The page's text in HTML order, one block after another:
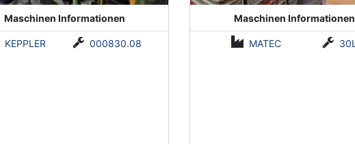
Maschinen Informationen
KEPPLER 000830.08
Maschinen Informationen
MATEC 30L